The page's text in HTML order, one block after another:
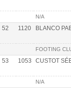
N/A
52 1120 BLANCO
FOOTING
53 1053 CUSTOT
N/A